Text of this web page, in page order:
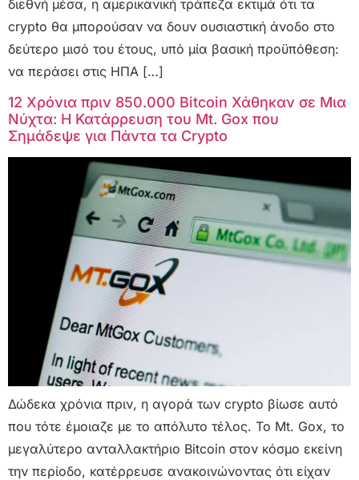
διεθνή μέσα, η αμερικανική τράπεζα εκτιμά ότι τα
crypto θα μπορούσαν να δουν ουσιαστική άνοδο στο
δεύτερο μισό του έτους, υπό μία βασική προϋπόθεση:
να περάσει στις ΗΠΑ […]
12 Χρόνια πριν 850.000 Bitcoin Χάθηκαν σε Μια
Νύχτα: Η Κατάρρευση του Mt. Gox που
Σημάδεψε για Πάντα τα Crypto
Δώδεκα χρόνια πριν, η αγορά των crypto βίωσε αυτό
που τότε έμοιαζε με το απόλυτο τέλος. Το Mt. Gox, το
μεγαλύτερο ανταλλακτήριο Bitcoin στον κόσμο εκείνη
την περίοδο, κατέρρευσε ανακοινώνοντας ότι είχαν